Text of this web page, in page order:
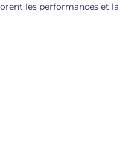
les performances et la